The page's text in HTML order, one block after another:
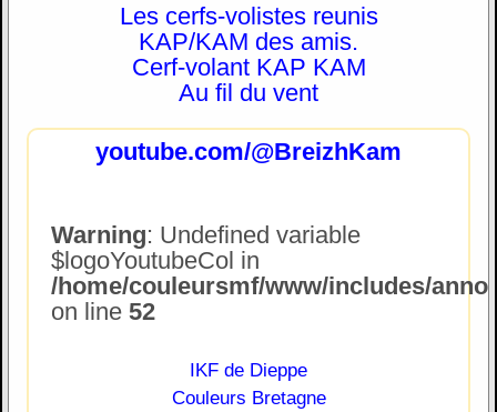
Les cerfs-volistes reunis
KAP/KAM des amis.
Cerf-volant KAP KAM
Au fil du vent
youtube.com/@BreizhKam
Warning: Undefined variable
$logoYoutubeCol in
/home/couleursmf/www/includes/
on line 52
IKF de Dieppe
Couleurs Bretagne